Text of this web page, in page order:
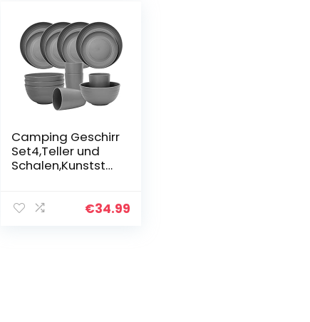
Camping Geschirr
Set4,Teller und
Schalen,Kunststof
net,spülmaschine
€34.99